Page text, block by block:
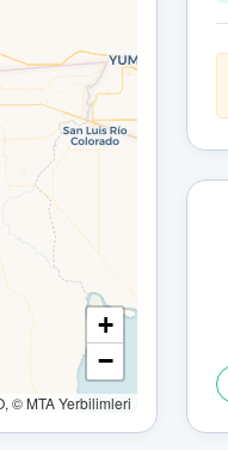
+
−
© MTA Yerbilimleri